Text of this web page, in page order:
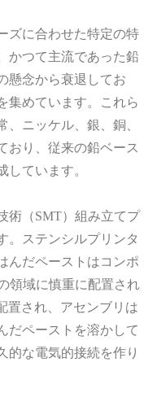
ズに合わせた特定の特
かつて主流であった鉛
懸念から衰退してお
集めています。これら
ニッケル、銀、銅、
おり、従来の鉛ベース
しています。
術（SMT）組み立てプ
。ステンシルプリンタ
んだペーストはコンポ
領域に慎重に配置され
置され、アセンブリは
だペーストを溶かして
的な電気的接続を作り